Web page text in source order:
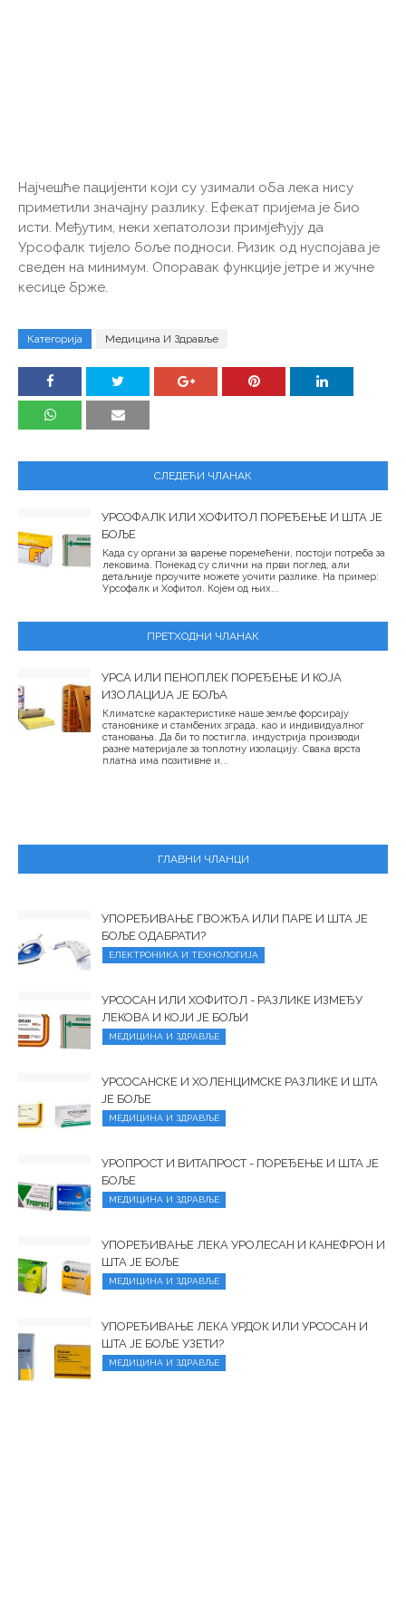
Најчешће пацијенти који су узимали оба лека нису
приметили значајну разлику. Ефекат пријема је био
исти. Међутим, неки хепатолози примјећују да
Урсофалк тијело боље подноси. Ризик од нуспојава је
сведен на минимум. Опоравак функције јетре и жучне
кесице брже.
Категорија Медицина И Здравље
СЛЕДЕЋИ ЧЛАНАК
УРСОФАЛК ИЛИ ХОФИТОЛ ПОРЕЂЕЊЕ И ШТА ЈЕ
БОЉЕ
Када су органи за варење поремећени, постоји потреба за
лековима. Понекад су слични на први поглед, али
детаљније проучите можете уочити разлике. На пример:
Урсофалк и Хофитол. Којем од њих...
ПРЕТХОДНИ ЧЛАНАК
УРСА ИЛИ ПЕНОПЛЕК ПОРЕЂЕЊЕ И КОЈА
ИЗОЛАЦИЈА ЈЕ БОЉА
Климатске карактеристике наше земље форсирају
становнике и стамбених зграда, као и индивидуалног
становања. Да би то постигла, индустрија производи
разне материјале за топлотну изолацију. Свака врста
платна има позитивне и...
ГЛАВНИ ЧЛАНЦИ
УПОРЕЂИВАЊЕ ГВОЖЂА ИЛИ ПАРЕ И ШТА ЈЕ
БОЉЕ ОДАБРАТИ?
ЕЛЕКТРОНИКА И ТЕХНОЛОГИЈА
УРСОСАН ИЛИ ХОФИТОЛ - РАЗЛИКЕ ИЗМЕЂУ
ЛЕКОВА И КОЈИ ЈЕ БОЉИ
МЕДИЦИНА И ЗДРАВЉЕ
УРСОСАНСКЕ И ХОЛЕНЦИМСКЕ РАЗЛИКЕ И ШТА
ЈЕ БОЉЕ
МЕДИЦИНА И ЗДРАВЉЕ
УРОПРОСТ И ВИТАПРОСТ - ПОРЕЂЕЊЕ И ШТА ЈЕ
БОЉЕ
МЕДИЦИНА И ЗДРАВЉЕ
УПОРЕЂИВАЊЕ ЛЕКА УРОЛЕСАН И КАНЕФРОН И
ШТА ЈЕ БОЉЕ
МЕДИЦИНА И ЗДРАВЉЕ
УПОРЕЂИВАЊЕ ЛЕКА УРДОК ИЛИ УРСОСАН И
ШТА ЈЕ БОЉЕ УЗЕТИ?
МЕДИЦИНА И ЗДРАВЉЕ